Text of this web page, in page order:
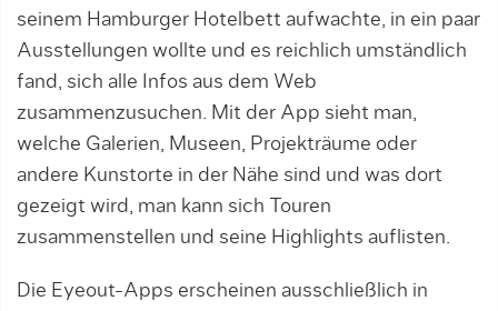
seinem Hamburger Hotelbett aufwachte, in ein paar
Ausstellungen wollte und es reichlich umständlich
fand, sich alle Infos aus dem Web
zusammenzusuchen. Mit der App sieht man,
welche Galerien, Museen, Projekträume oder
andere Kunstorte in der Nähe sind und was dort
gezeigt wird, man kann sich Touren
zusammenstellen und seine Highlights auflisten.
Die Eyeout-Apps erscheinen ausschließlich in